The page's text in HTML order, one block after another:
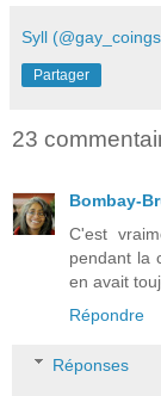
Syll
Partager
23
Bombay-
C'est
pendant la
en avait
Répondre
Réponses